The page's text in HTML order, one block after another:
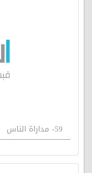
59- مداراة الناس